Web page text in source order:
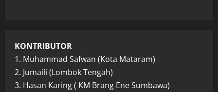
KONTRIBUTOR
1. Muhammad Safwan (Kota Mataram)
2. Jumaili (Lombok Tengah)
3. Hasan Karing ( KM Brang Ene Sumbawa)